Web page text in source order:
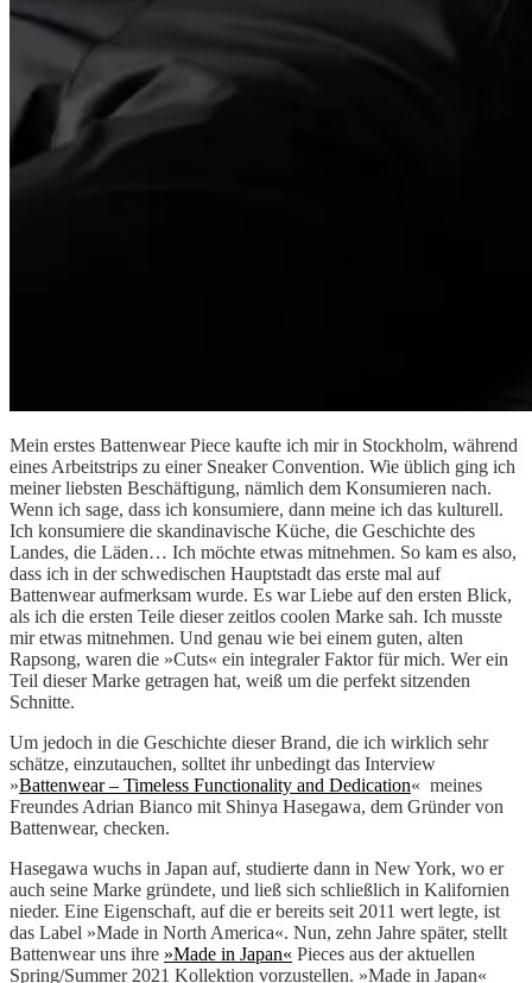
Mein erstes Battenwear Piece kaufte ich mir in Stockholm, während
eines Arbeitstrips zu einer Sneaker Convention. Wie üblich ging ich
meiner liebsten Beschäftigung, nämlich dem Konsumieren nach.
Wenn ich sage, dass ich konsumiere, dann meine ich das kulturell.
Ich konsumiere die skandinavische Küche, die Geschichte des
Landes, die Läden… Ich möchte etwas mitnehmen. So kam es also,
dass ich in der schwedischen Hauptstadt das erste mal auf
Battenwear aufmerksam wurde. Es war Liebe auf den ersten Blick,
als ich die ersten Teile dieser zeitlos coolen Marke sah. Ich musste
mir etwas mitnehmen. Und genau wie bei einem guten, alten
Rapsong, waren die »Cuts« ein integraler Faktor für mich. Wer ein
Teil dieser Marke getragen hat, weiß um die perfekt sitzenden
Schnitte.
Um jedoch in die Geschichte dieser Brand, die ich wirklich sehr
schätze, einzutauchen, solltet ihr unbedingt das Interview
»Battenwear – Timeless Functionality and Dedication« meines
Freundes Adrian Bianco mit Shinya Hasegawa, dem Gründer von
Battenwear, checken.
Hasegawa wuchs in Japan auf, studierte dann in New York, wo er
auch seine Marke gründete, und ließ sich schließlich in Kalifornien
nieder. Eine Eigenschaft, auf die er bereits seit 2011 wert legte, ist
das Label »Made in North America«. Nun, zehn Jahre später, stellt
Battenwear uns ihre »Made in Japan« Pieces aus der aktuellen
Spring/Summer 2021 Kollektion vorzustellen. »Made in Japan«